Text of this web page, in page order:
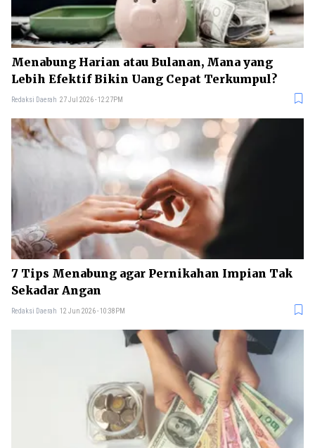
Menabung Harian atau Bulanan, Mana yang
Lebih Efektif Bikin Uang Cepat Terkumpul?
Redaksi Daerah 27 Jul 2026 - 12:27PM
7 Tips Menabung agar Pernikahan Impian Tak
Sekadar Angan
Redaksi Daerah 12 Jun 2026 - 10:38PM